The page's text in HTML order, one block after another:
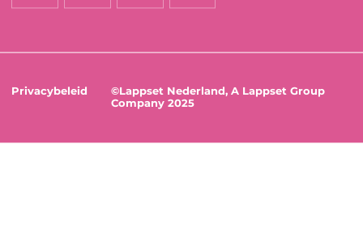
Privacybeleid
©Lappset Nederland, A Lappset Group
Company 2025